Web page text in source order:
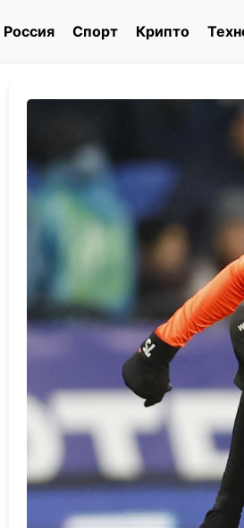
Россия Спорт Крипто